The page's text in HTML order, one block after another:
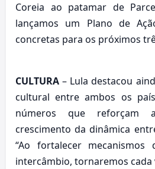
Coreia ao patamar de
lançamos um Plano de
concretas para os próximos
CULTURA – Lula destacou
cultural entre ambos os
números que reforçam
crescimento da dinâmica
“Ao fortalecer mecanismos
intercâmbio, tornaremos cada